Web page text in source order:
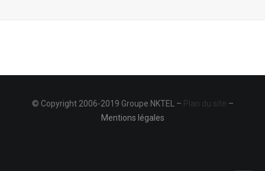
© Copyright 2006-2019 Groupe NKTEL – Plan du site –
Mentions légales